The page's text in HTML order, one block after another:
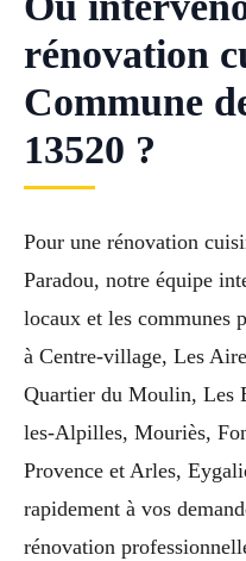
rénovation
Commune
13520 ?
Pour une rénovation
Paradou, notre équipe
locaux et les communes
à Centre-village, Les
Quartier du Moulin, Les
les-Alpilles, Mouriès,
Provence et Arles,
rapidement à vos
rénovation